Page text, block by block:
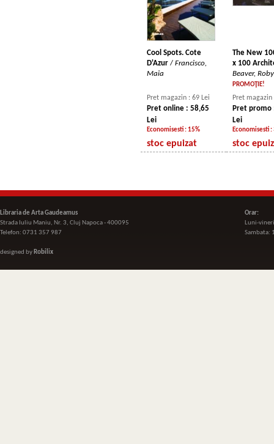
Cool Spots. Cote
D'Azur / Francisco,
Maia
The New
x 100
Beaver,
PROMOŢIE!
Pret magazin : 69 Lei
Pret online : 58,65
Lei
Economisesti : 15%
Pret magazin
Pret promo
Lei
Economisesti :
stoc epuizat stoc
Libraria de Arta Gaudeamus
Strada Iuliu Maniu, Nr. 3, Cluj Napoca - 400095
Telefon: 0731 357 987
designed by Robilix
Orar:
Luni-
Sambata: